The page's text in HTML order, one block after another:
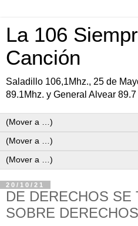
La 106
Canción
Saladillo 106,1Mhz., 25 de
89.1Mhz. y General Alvear 89.7
20/10/21
DE DERECHOS SE
SOBRE